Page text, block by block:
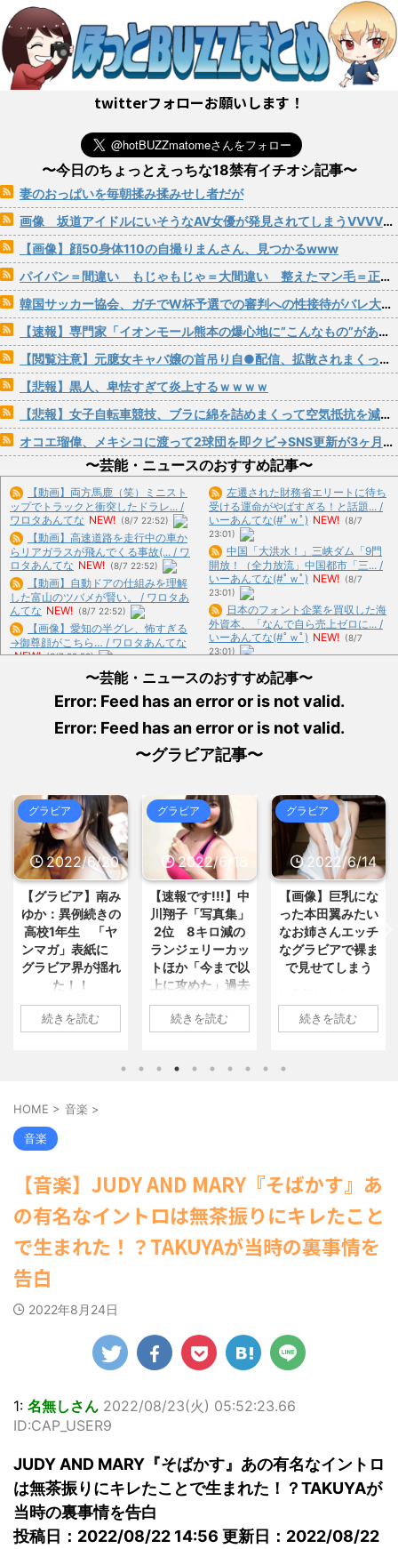
twitterフォローお願いします！
〜今日のちょっとえっちな18禁有イチオシ記事〜
妻のおっぱいを毎朝揉み揉みせし者だが
画像 坂道アイドルにいそうなAV女優が発見されてしまうVVVVVVVVVVVVVVVVVVVVVVVVVV
【画像】顔50身体110の自撮りまんさん、見つかるwww
パイパン＝間違い もじゃもじゃ＝大間違い 整えたマン毛＝正解！
韓国サッカー協会、ガチでW杯予選での審判への性接待がバレ大炎上大騒ぎにwww
【速報】専門家「イオンモール熊本の爆心地に”こんなもの”があったんだけど…」
【閲覧注意】元臆女キャバ嬢の首吊り自●配信、拡散されまくって終わるｗｗｗｗｗｗｗ
【悲報】黒人、卑怯すぎて炎上するｗｗｗｗ
【悲報】女子自転車競技、ブラに綿を詰めまくって空気抵抗を減らすチート技が発覚ｗｗｗ
オコエ瑠偉、メキシコに渡って2球団を即クビ→SNS更新が3ヶ月間止まって消息不明に
〜芸能・ニュースのおすすめ記事〜
【動画】両方馬鹿（笑）ミニスト
ップでトラックと衝突したドラレ... /
ワロタあんてな NEW! (8/7 22:52)
【動画】高速道路を走行中の車か
らリアガラスが飛んでくる事故(... / ワ
ロタあんてな NEW! (8/7 22:52)
【動画】自動ドアの仕組みを理解
した富山のツバメが賢い。 / ワロタあ
んてな NEW! (8/7 22:52)
【画像】愛知の半グレ、怖すぎる
→御尊顔がこちら… / ワロタあんてな
NEW! (8/7 22:52)
【驚愕】マチアプで会った外国人
からまさかの『こう』言われたん... /
ワロタあんてな NEW! (8/7 22:52)
浜田メッチャ腹立つ奴やなぁ･･... / お
(8/7 21:29)
おまとめ : おすすめ NEW! (8/7 21:29)
【画像】創価大学の女子大生、エ
ッッッッッッッッッッッッッッッ... /
おまとめ : おすすめ (8/7 20:27)
【衝撃画像】イキリたい年頃の中
学生、和彫を入れて人生終了⇒！... /
おまとめ : おすすめ
(8/7 20:27)
【画像】風呂上がりの柿、えっち
すぎる♡♡♡♡♡♡♡♡♡ / おまとめ
: おすすめ (8/7 19:25)
【信長の野望・新生】米問屋をど
ういう時にどこに建てるのかわか... /
(8/29 00:02)
安倍国葬たったの2.5億円に批判
願が死ぬほど / 気になるニュースまと
めアンテナ
(8/29 00:00)
【モバマスSS】志希「苺の美味し
い食べ方。そして雪美と食べる... / 気
00:00)
【速報】スプラトゥーン公式、謝
罪 / 気になるニュースまとめアンテナ
(8/28 23:50)
Powered by livedoor 相互
RSS
左遷された財務省エリートに待ち
受ける運命がやばすぎる！と話題... /
いーあんてな(#ﾟｗﾟ) NEW! (8/7
23:01)
中国「大洪水！」三峡ダム「9門
開放！（全力放流」中国都市「三... /
いーあんてな(#ﾟｗﾟ) NEW! (8/7
23:01)
日本のフォント企業を買収した海
外資本、「なんで自ら売上ゼロに... /
いーあんてな(#ﾟｗﾟ) NEW! (8/7
23:01)
中国「衝突事故！（2025年」中
国軍と中国海警局「ﾌｨﾘﾋﾟ... / いーあ
んてな(#ﾟｗﾟ) NEW! (8/7 23:01)
危機」台風13号「三峡直撃確定... / い
MAP(総合)
NEW! (8/7 22:59)
【悲報】集英社、わざわざタフを
翻訳し外国に輸出 / 5chまとめ
MAP(総合)
NEW! (8/7 22:35)
【マジかよ】FF7リバース「大量
のミニゲームやコンテンツでユ... /
5chまとめMAP(総合) NEW! (8/7
22:25)
コメダ珈琲「量多いです、客層い
いです、量多いです」←こいつの... /
5chまとめMAP(総合) NEW! (8/7
22:23)
【社会】熊本地震、避難者の食生
合) NEW! (8/7 22:13)
海外「日本よ、お前がナンバーワ
22:36)
22:16)
たアジア人短小男♂、爆笑されて... /
にゅーすなう！ まとめアンテナ
(7/30 22:06)
海外「日本よ、お前がナンバーワ
RSS
〜芸能・ニュースのおすすめ記事〜
Error: Feed has an error or is not valid.
Error: Feed has an error or is not valid.
〜グラビア記事〜
グラビア
2022/6/18
【速報です!!!】中
川翔子「写真集」
2位 8キロ減の
ランジェリーカッ
トほか「今まで以
上に攻めた」過去
最高に色っぽ
い“しょこたん”満
ID:CAP_USER9
タレントの中川翔
子のデビュー20周
ルミライ』（講談
部を売り上げ、
週間BOOKランキ
ング」、同ランキ
ングジャンル別
位にランクインし
た。 【写真18枚】
大胆すぎる肌見
せ…ほぼ'手ぶら'な
ぶりの写真集とな
る本作は、全編沖
縄でロケを敢行。
り、「スゴい決意
をさせていただい
て8キロ（痩せ
た）。デビュー当
時の体重まで ...
続きを読む
グラビア
2022/6/14
【画像】巨乳にな
った本田翼みたい
なお姉さんエッチ
なグラビアで裸ま
で見せてしまう
1: 名無しさん
2022/06/11(土)
19:08:54.75
続きを読む
グラビア
2022/6/14
【速報】 HKT矢
吹奈子、地頭江
音々、市村愛里
水着グラビアｷﾀ
━━━━(ﾟ
1: 名無しさん
2022/05/27(金)
▶表紙 #矢吹奈子
さん ▶裏表紙 #地
頭江音々 さん #市
付録も期待大
non ...
続きを読む
HOME > 音楽 >
音楽
【音楽】JUDY AND MARY『そばかす』あ
の有名なイントロは無茶振りにキレたこと
で生まれた！？TAKUYAが当時の裏事情を
告白
2022年8月24日
1: 名無しさん 2022/08/23(火) 05:52:23.66
ID:CAP_USER9
JUDY AND MARY『そばかす』あの有名なイントロ
は無茶振りにキレたことで生まれた！？TAKUYAが
当時の裏事情を告白
投稿日：2022/08/22 14:56 更新日：2022/08/22